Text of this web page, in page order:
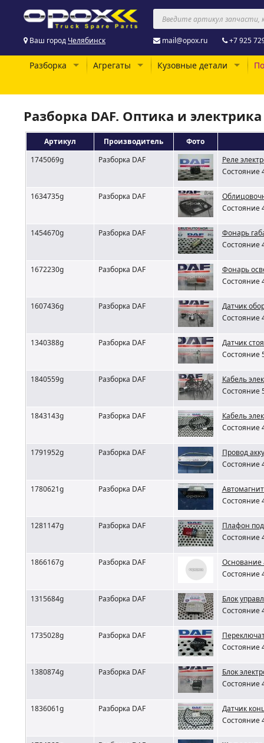
Ваш город Челябинск mail@opox.ru +7 925
Разборка Агрегаты Кузовные детали
Разборка DAF. Оптика и электрика
Артикул Производитель
Фото
1745069g
Разборка DAF
Реле
Состояние
1634735g Разборка DAF
Состояние
1454670g Разборка DAF
Фонарь
Состояние
1672230g Разборка DAF
Фонарь
Состояние
1607436g Разборка DAF
Датчик
Состояние
1340388g Разборка DAF
Датчик
Состояние
1840559g Разборка DAF
Кабель
Состояние
1843143g Разборка DAF
Кабель
Состояние
1791952g Разборка DAF
Провод
Состояние
1780621g Разборка DAF
Состояние
1281147g Разборка DAF
Плафон
Состояние
1866167g Разборка DAF
Основание
Состояние
1315684g Разборка DAF
Блок
Состояние
1735028g Разборка DAF
Состояние
1380874g Разборка DAF
Блок
Состояние
1836061g Разборка DAF
Датчик
Состояние